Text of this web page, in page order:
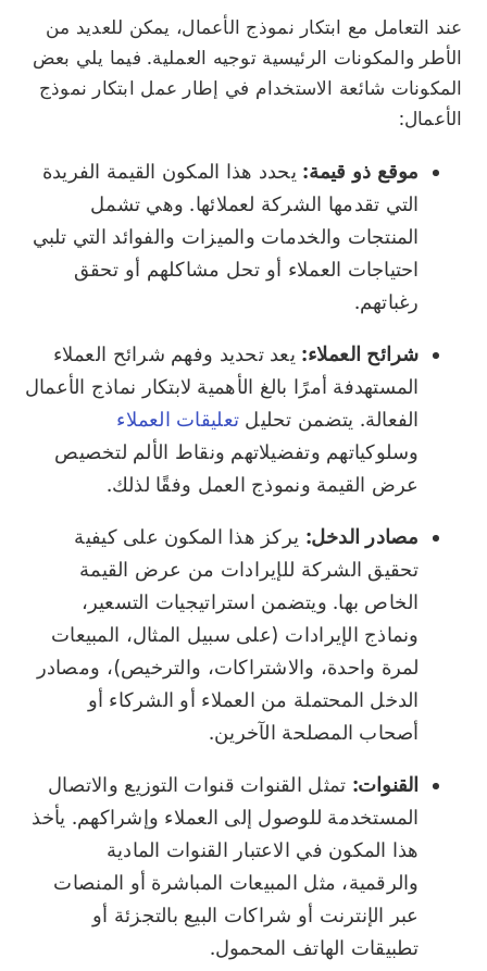
عند التعامل مع ابتكار نموذج الأعمال، يمكن للعديد من
الأطر والمكونات الرئيسية توجيه العملية. فيما يلي بعض
المكونات شائعة الاستخدام في إطار عمل ابتكار نموذج
الأعمال:
موقع ذو قيمة: يحدد هذا المكون القيمة الفريدة
التي تقدمها الشركة لعملائها. وهي تشمل
المنتجات والخدمات والميزات والفوائد التي تلبي
احتياجات العملاء أو تحل مشاكلهم أو تحقق
رغباتهم.
شرائح العملاء: يعد تحديد وفهم شرائح العملاء
المستهدفة أمرًا بالغ الأهمية لابتكار نماذج الأعمال
الفعالة. يتضمن تحليل تعليقات العملاء
وسلوكياتهم وتفضيلاتهم ونقاط الألم لتخصيص
عرض القيمة ونموذج العمل وفقًا لذلك.
مصادر الدخل: يركز هذا المكون على كيفية
تحقيق الشركة للإيرادات من عرض القيمة
الخاص بها. ويتضمن استراتيجيات التسعير،
ونماذج الإيرادات (على سبيل المثال، المبيعات
لمرة واحدة، والاشتراكات، والترخيص)، ومصادر
الدخل المحتملة من العملاء أو الشركاء أو
أصحاب المصلحة الآخرين.
القنوات: تمثل القنوات قنوات التوزيع والاتصال
المستخدمة للوصول إلى العملاء وإشراكهم. يأخذ
هذا المكون في الاعتبار القنوات المادية
والرقمية، مثل المبيعات المباشرة أو المنصات
عبر الإنترنت أو شراكات البيع بالتجزئة أو
تطبيقات الهاتف المحمول.